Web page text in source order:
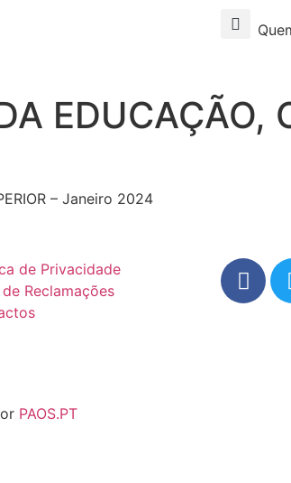
EDUCAÇÃO,
– Janeiro 2024
de Privacidade
Reclamações
PAOS.PT